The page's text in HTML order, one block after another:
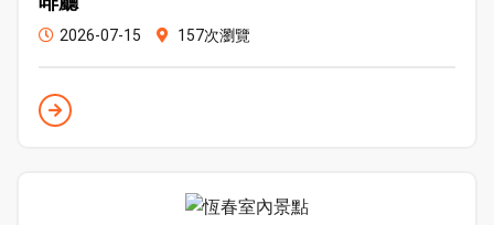
2026-07-15 157次瀏覽